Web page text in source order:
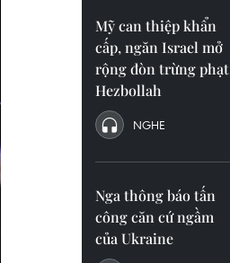
Mỹ can thiệp khẩn
cấp, ngăn Israel mở
rộng đòn trừng phạt
Hezbollah
NGHE
Nga thông báo tấn
công căn cứ ngầm
của Ukraine